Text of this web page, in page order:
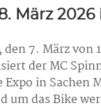
März
den 7. März von
der MC
in Sachen
das Bike